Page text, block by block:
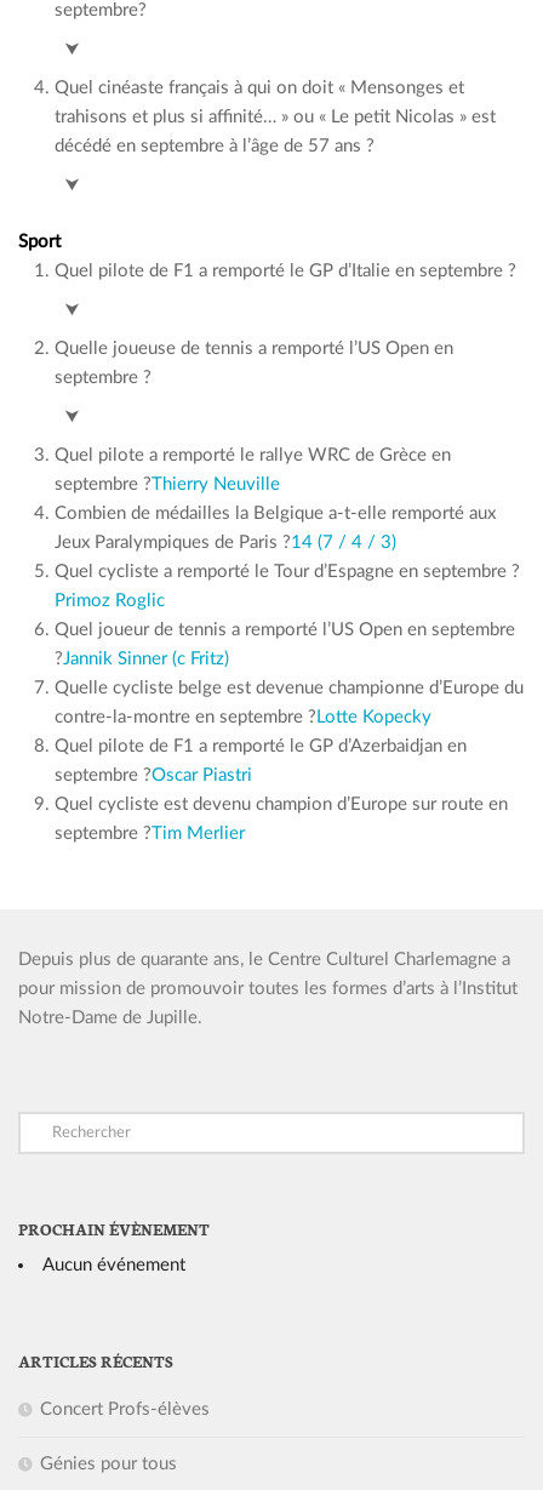
septembre?
Le fil
⮟
Quel cinéaste français à qui on doit « Mensonges et
trahisons et plus si affinité… » ou « Le petit Nicolas » est
décédé en septembre à l’âge de 57 ans ?
Laurent Tirard
⮟
Sport
Quel pilote de F1 a remporté le GP d’Italie en septembre ?
Charles Leclerc
⮟
Quelle joueuse de tennis a remporté l’US Open en
septembre ?
Aryna Sabalenka (c Pegula)
⮟
Quel pilote a remporté le rallye WRC de Grèce en
septembre ?Thierry Neuville
Combien de médailles la Belgique a-t-elle remporté aux
Jeux Paralympiques de Paris ?14 (7 / 4 / 3)
Quel cycliste a remporté le Tour d’Espagne en septembre ?
Primoz Roglic
Quel joueur de tennis a remporté l’US Open en septembre
?Jannik Sinner (c Fritz)
Quelle cycliste belge est devenue championne d’Europe du
contre-la-montre en septembre ? Lotte Kopecky
Quel pilote de F1 a remporté le GP d’Azerbaidjan en
septembre ?Oscar Piastri
Quel cycliste est devenu champion d’Europe sur route en
septembre ?Tim Merlier
Depuis plus de quarante ans, le Centre Culturel Charlemagne a
pour mission de promouvoir toutes les formes d’arts à l’Institut
Notre-Dame de Jupille.
PROCHAIN ÉVÈNEMENT
Aucun événement
ARTICLES RÉCENTS
Concert Profs-élèves
Génies pour tous